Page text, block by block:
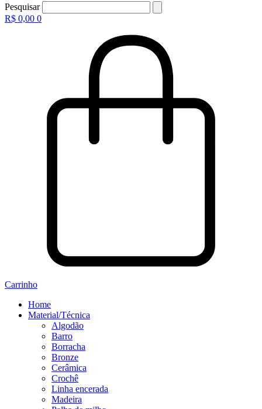
Pesquisar
R$ 0,00 0
Carrinho
Home
Material/Técnica
Algodão
Barro
Borracha
Bronze
Cerâmica
Crochê
Linha encerada
Madeira